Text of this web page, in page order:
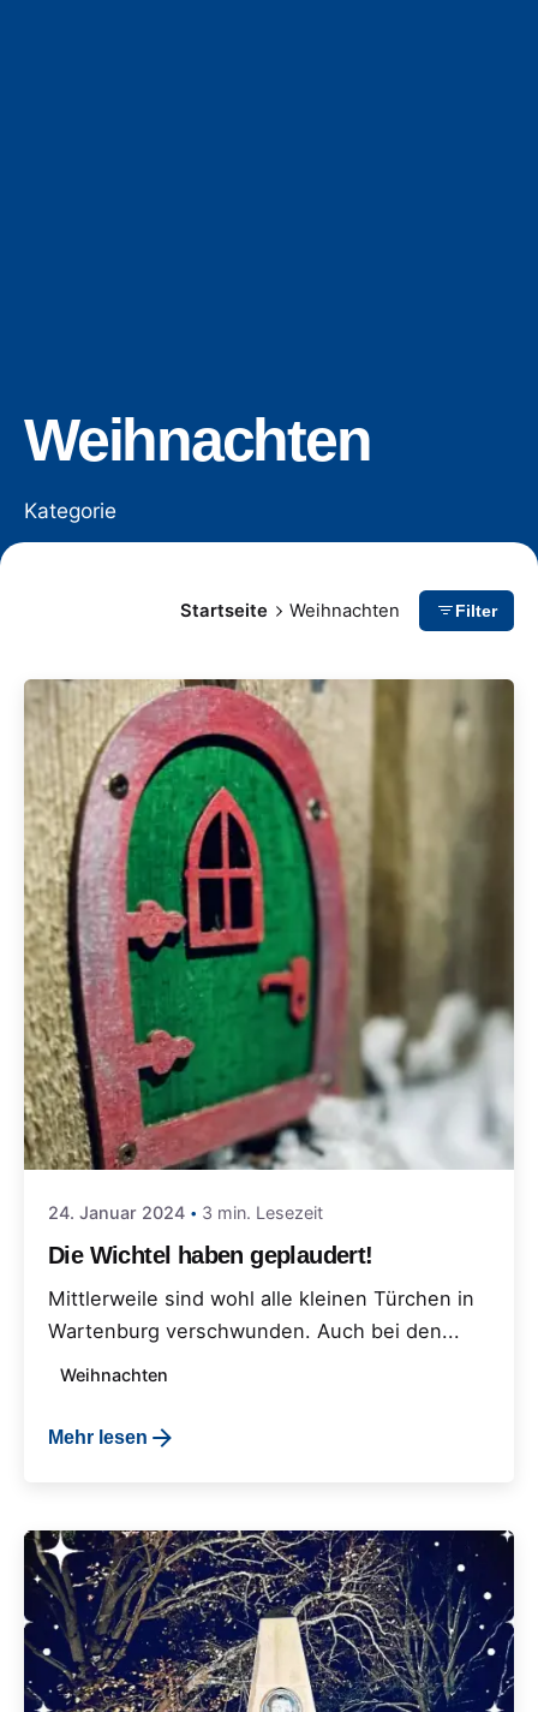
Weihnachten
Kategorie
Startseite Weihnachten Filter
24. Januar 2024 3 min. Lesezeit
Die Wichtel haben geplaudert!
Mittlerweile sind wohl alle kleinen Türchen in
Wartenburg verschwunden. Auch bei den...
Weihnachten
Mehr lesen